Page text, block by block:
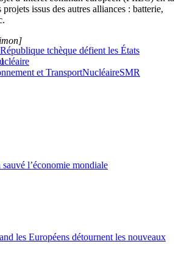
issus des autres alliances : batterie,
tchèque défient les États
et TransportNucléaireSMR
l’économie mondiale
les Européens détournent les nouveaux